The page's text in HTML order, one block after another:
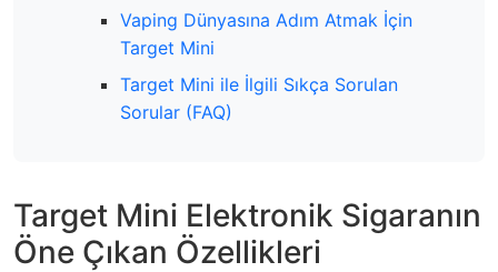
Vaping Dünyasına Adım Atmak İçin
Target Mini
Target Mini ile İlgili Sıkça Sorulan
Sorular (FAQ)
Target Mini Elektronik Sigaranın
Öne Çıkan Özellikleri